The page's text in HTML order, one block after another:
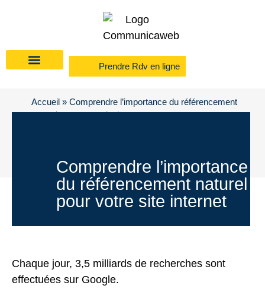
Prendre Rdv en ligne
Accueil» Comprendre l’importance du référencement
naturel pour votre site internet
Comprendre l’importance
du référencement naturel
pour votre site internet
Chaque jour, 3,5 milliards de recherches sont
effectuées sur Google.